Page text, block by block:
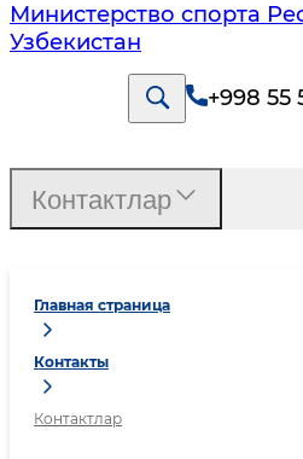
Министерство спорта
Узбекистан
+998 55
Главная страница
Контакты
Контактлар
Контактлар